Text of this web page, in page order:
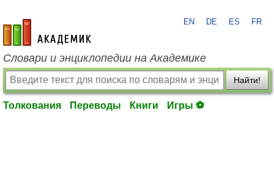
academic.ru
EN DE ES FR
Словари и энциклопедии на Академике
Найти!
Толкования Переводы Книги Игры ⚽